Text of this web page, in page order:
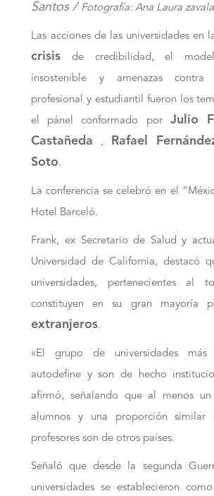
Santos / Fotografía: Ana Laura
Las acciones de las universidades en
crisis de credibilidad, el
insostenible y amenazas
profesional y estudiantil fueron los
el pánel conformado por Julio
Castañeda , Rafael
Soto.
La conferencia se celebró en el
Hotel Barceló.
Frank, ex Secretario de Salud y
Universidad de California, destacó
universidades, pertenecientes al
constituyen en su gran mayoría
extranjeros.
«El grupo de universidades más
autodefine y son de hecho
afirmó, señalando que al menos
alumnos y una proporción similar
profesores son de otros países.
Señaló que desde la segunda
universidades se establecieron como